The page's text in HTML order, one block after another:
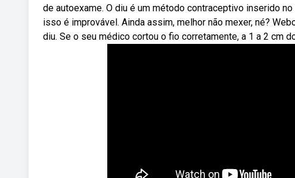
de autoexame. O diu é um método contraceptivo inserido
isso é improvável. Ainda assim, melhor não mexer, né?
diu. Se o seu médico cortou o fio corretamente, a 1 a 2 cm